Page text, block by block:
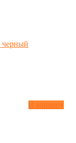
черный